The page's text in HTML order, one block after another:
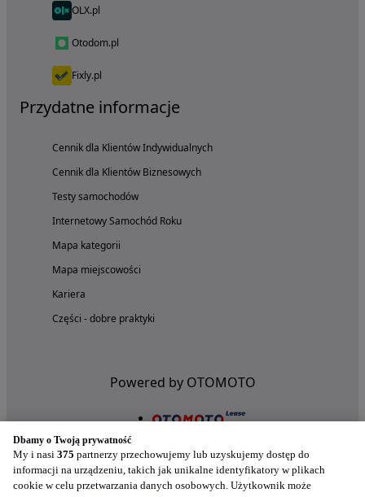
OLX.pl
Otodom.pl
Fixly.pl
Przydatne informacje
Cennik dla Klientów Indywidualnych
Cennik dla Klientów Biznesowych
Testy samochodów
Internetowy Samochód Roku
Mapa kategorii
Mapa miejscowości
Kariera
Części - dobre praktyki
Powered by OTOMOTO
Dbamy o Twoją prywatność
My i nasi 375 partnerzy przechowujemy lub uzyskujemy dostęp do
informacji na urządzeniu, takich jak unikalne identyfikatory w plikach
cookie w celu przetwarzania danych osobowych. Użytkownik może